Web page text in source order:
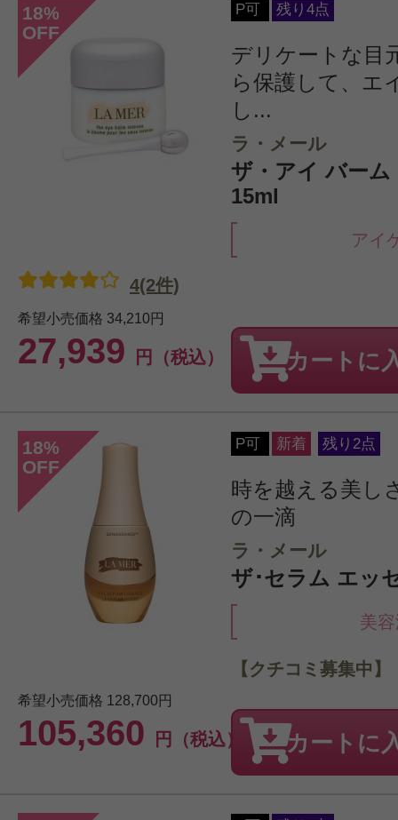
18%
OFF
P可 残り4点
デリケートな目
ら保護して、エ
し...
ラ・メール
ザ・アイ バー
15ml
アイ
希望小売価格 34,210円
27,939 円（税込）
4(2件)
カートに
18%
OFF
P可 新着 残り2点
時を越える美し
の一滴
ラ・メール
ザ･セラム エッ
美
希望小売価格 128,700円
105,360 円（税込）
【クチコミ募集中】
カートに